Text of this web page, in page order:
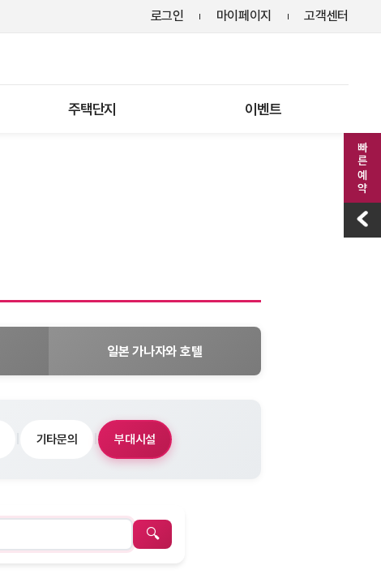
로그인 마이페이지 고객센터
주택단지 이벤트
빠른 예약
일본 가나자와 호텔
기타문의 | 부대시설